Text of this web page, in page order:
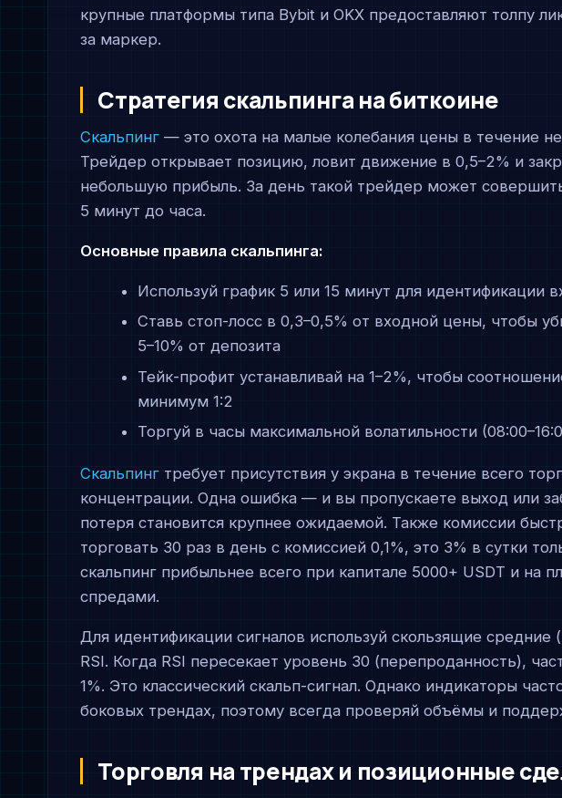
крупные платформы типа Bybit и OKX предоставляют толпу
за маркер.
Стратегия скальпинга на биткоине
Скальпинг — это охота на малые колебания цены в течение
Трейдер открывает позицию, ловит движение в 0,5–2% и
небольшую прибыль. За день такой трейдер может
5 минут до часа.
Основные правила скальпинга:
Используй график 5 или 15 минут для идентификации
Ставь стоп-лосс в 0,3–0,5% от входной цены, чтобы
5–10% от депозита
Тейк-профит устанавливай на 1–2%, чтобы
минимум 1:2
Торгуй в часы максимальной волатильности
Скальпинг требует присутствия у экрана в течение всего
концентрации. Одна ошибка — и вы пропускаете выход или
потеря становится крупнее ожидаемой. Также комиссии
торговать 30 раз в день с комиссией 0,1%, это 3% в сутки
скальпинг прибыльнее всего при капитале 5000+ USDT и на
спредами.
Для идентификации сигналов используй скользящие
RSI. Когда RSI пересекает уровень 30 (перепроданность),
1%. Это классический скальп-сигнал. Однако индикаторы
боковых трендах, поэтому всегда проверяй объёмы и
Торговля на трендах и позиционные